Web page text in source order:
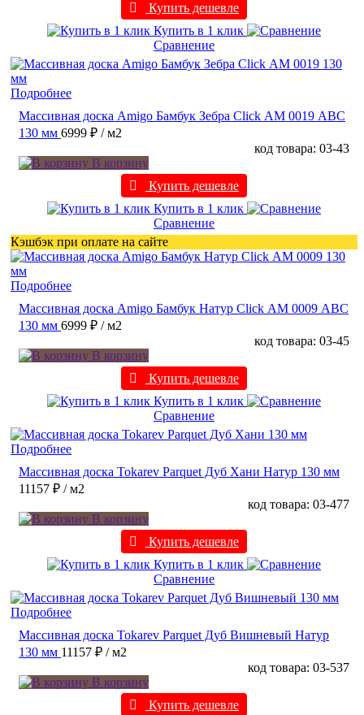
Купить дешевле
Купить в 1 клик
Сравнение
Подробнее
Массивная доска Amigo Бамбук Зебра Click АМ 0019 ABC
130 мм 6999 ₽ / м2
код товара: 03-43
В корзину
Купить дешевле
Купить в 1 клик
Сравнение
Кэшбэк при оплате на сайте
Подробнее
Массивная доска Amigo Бамбук Натур Click АМ 0009 ABC
130 мм 6999 ₽ / м2
код товара: 03-45
В корзину
Купить дешевле
Купить в 1 клик
Сравнение
Подробнее
Массивная доска Tokarev Parquet Дуб Хани Натур 130 мм
11157 ₽ / м2
код товара: 03-477
В корзину
Купить дешевле
Купить в 1 клик
Сравнение
Подробнее
Массивная доска Tokarev Parquet Дуб Вишневый Натур
130 мм 11157 ₽ / м2
код товара: 03-537
В корзину
Купить дешевле